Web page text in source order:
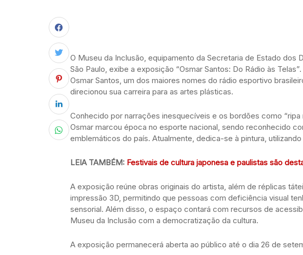
O Museu da Inclusão, equipamento da Secretaria de Estado dos
São Paulo, exibe a exposição “Osmar Santos: Do Rádio às
Osmar Santos, um dos maiores nomes do rádio esportivo
direcionou sua carreira para as artes plásticas.
Conhecido por narrações inesquecíveis e os bordões como “ripa
Osmar marcou época no esporte nacional, sendo reconhecido
emblemáticos do país. Atualmente, dedica-se à pintura,
LEIA TAMBÉM: Festivais de cultura japonesa e paulistas são
A exposição reúne obras originais do artista, além de réplicas
impressão 3D, permitindo que pessoas com deficiência visual
sensorial. Além disso, o espaço contará com recursos de
Museu da Inclusão com a democratização da cultura.
A exposição permanecerá aberta ao público até o dia 26 de